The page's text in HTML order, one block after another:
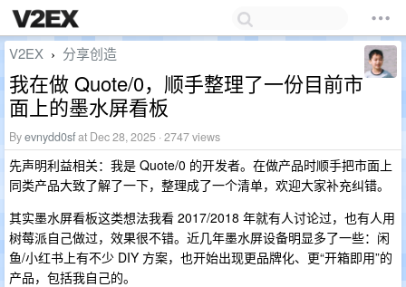
V2EX › 分享创造
我在做 Quote/0，顺手整理了一份目前市
面上的墨水屏看板
Byevnydd0sfat Dec 28, 2025 · 2747 views
先声明利益相关：我是 Quote/0 的开发者。在做产品时顺手把市面上
同类产品大致了解了一下，整理成了一个清单，欢迎大家补充纠错。
其实墨水屏看板这类想法我看 2017/2018 年就有人讨论过，也有人用
树莓派自己做过，效果很不错。近几年墨水屏设备明显多了一些：闲
鱼/小红书上有不少 DIY 方案，也开始出现更品牌化、更“开箱即用”的
产品，包括我自己的。